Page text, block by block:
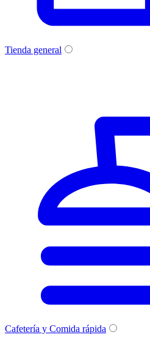
Tienda general
Cafetería y Comida rápida